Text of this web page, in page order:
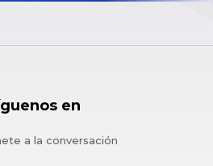
en
a la conversación